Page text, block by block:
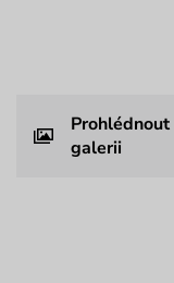
Prohlédnout
galerii